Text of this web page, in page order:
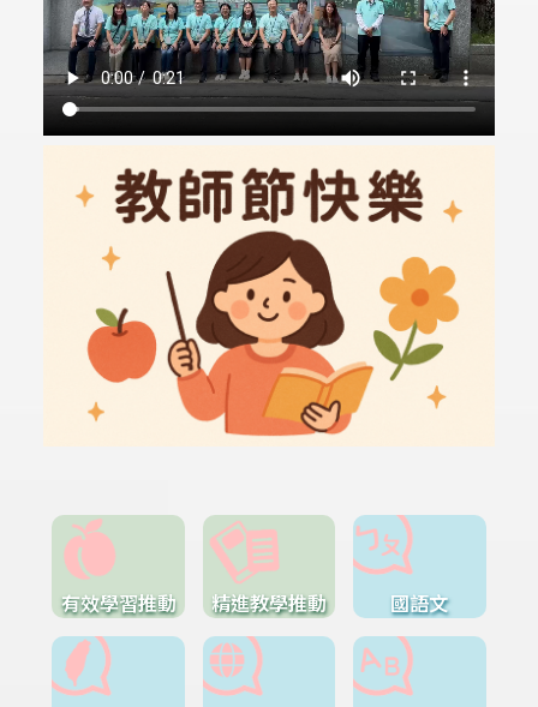
有效學習推動 精進教學推動 國語文